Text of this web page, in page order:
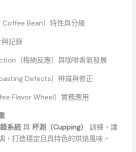
Coffee Bean）特性與分級
記錄
（梅納反應）與咖啡香氣發展
Defects）辨識與修正
Flavor Wheel）實務應用
系統與 杯測（Cupping）
訓練，讓
，打造穩定且具特色的烘焙風味。